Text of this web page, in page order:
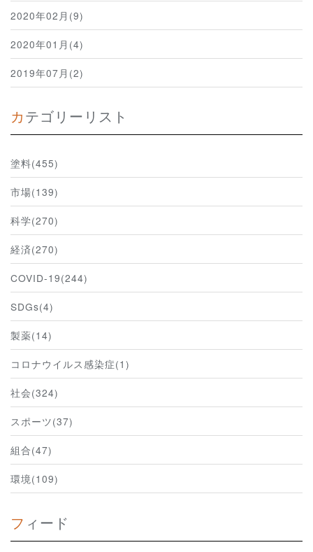
2020年02月(9)
2020年01月(4)
2019年07月(2)
カテゴリーリスト
塗料(455)
市場(139)
科学(270)
経済(270)
COVID-19(244)
SDGs(4)
製薬(14)
コロナウイルス感染症(1)
社会(324)
スポーツ(37)
組合(47)
環境(109)
フィード